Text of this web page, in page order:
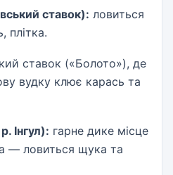
ставок): ловиться
плітка.
ставок («Болото»), де
вудку клює карась та
Інгул): гарне дике місце
— ловиться щука та